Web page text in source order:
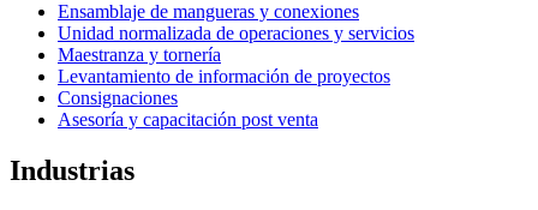
Ensamblaje de mangueras y conexiones
Unidad normalizada de operaciones y servicios
Maestranza y tornería
Levantamiento de información de proyectos
Consignaciones
Asesoría y capacitación post venta
Industrias